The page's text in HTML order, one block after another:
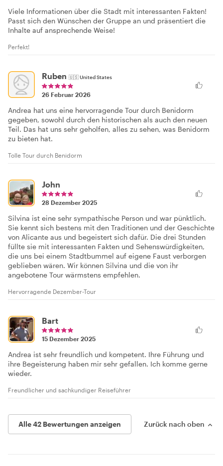
Viele Informationen über die Stadt mit interessanten Fakten!
Passt sich den Wünschen der Gruppe an und präsentiert die
Inhalte auf ansprechende Weise!
Perfekt!
Ruben 🇺🇸United States
26 Februar 2026
Andrea hat uns eine hervorragende Tour durch Benidorm
gegeben, sowohl durch den historischen als auch den neuen
Teil. Das hat uns sehr geholfen, alles zu sehen, was Benidorm
zu bieten hat.
Tolle Tour durch Benidorm
John
28 Dezember 2025
Silvina ist eine sehr sympathische Person und war pünktlich.
Sie kennt sich bestens mit den Traditionen und der Geschichte
von Alicante aus und begeistert sich dafür. Die drei Stunden
füllte sie mit interessanten Fakten und Sehenswürdigkeiten,
die uns bei einem Stadtbummel auf eigene Faust verborgen
geblieben wären. Wir können Silvina und die von ihr
angebotene Tour wärmstens empfehlen.
Hervorragende Dezember-Tour
Bart
15 Dezember 2025
Andrea ist sehr freundlich und kompetent. Ihre Führung und
ihre Begeisterung haben mir sehr gefallen. Ich komme gerne
wieder.
Freundlicher und sachkundiger Reiseführer
Alle 42 Bewertungen anzeigen Zurück nach oben